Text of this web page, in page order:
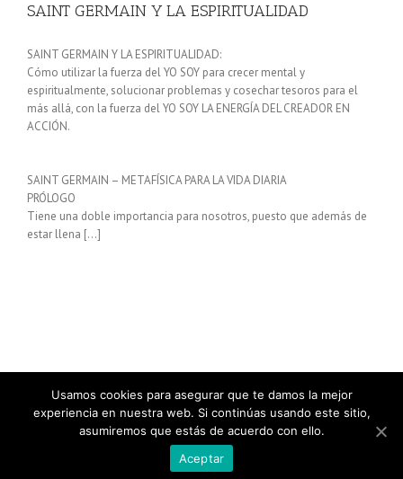
SAINT GERMAIN Y LA ESPIRITUALIDAD
SAINT GERMAIN Y LA ESPIRITUALIDAD:
Cómo utilizar la fuerza del YO SOY para crecer mental y
espiritualmente, solucionar problemas y cosechar tesoros para el
más allá, con la fuerza del YO SOY LA ENERGÍA DEL CREADOR EN
ACCIÓN.
SAINT GERMAIN – METAFÍSICA PARA LA VIDA DIARIA
PRÓLOGO
Tiene una doble importancia para nosotros, puesto que además de
estar llena […]
Copyright 2021 El poder mental | Todos los derechos reservados |
Política de Cookies|
Usamos cookies para asegurar que te damos la mejor
experiencia en nuestra web. Si continúas usando este sitio,
asumiremos que estás de acuerdo con ello.
Aceptar